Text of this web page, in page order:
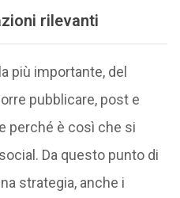
rilevanti
più importante, del
pubblicare, post e
perché è così che si
Da questo punto di
strategia, anche i